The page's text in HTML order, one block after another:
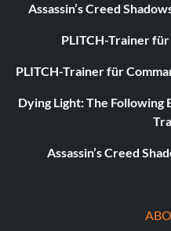
Assassin’s Creed
PLITCH-Trainer
PLITCH-Trainer für
Dying Light: The Following
Assassin’s Creed